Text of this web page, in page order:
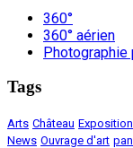
360°
360° aérien
Photographie
Tags
Arts Château Exposition
News Ouvrage d'art